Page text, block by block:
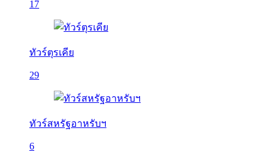
17
ทัวร์ตุรเคีย
29
ทัวร์สหรัฐอาหรับฯ
6